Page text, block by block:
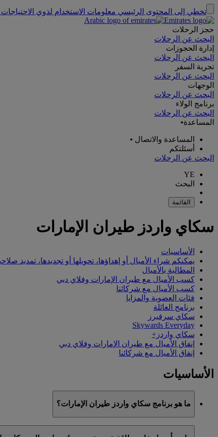
تخطي إلى المحتوى الرئيسي معلومات الاستخدام لذوي
حجز الرحلات
البحث عن الرحلات
إدارة الحجوزات
البحث عن الرحلات
تجربة السفر
البحث عن الرحلات
الوجهات
البحث عن الرحلات
برنامج الولاء
البحث عن الرحلات
المساعدة•
المساعدة والاتصال •
أسئلتكم
البحث عن الرحلات
YE
البحث
القائمة
سكاي واردز طيران الإمارات
الأساسيات
يمكنكم شراء الأميال أو إهداؤها، تحويلها أو تجديدها، تمديد
المطالبة بالأميال
كسب الأميال مع طيران الإمارات وفلاي دبي
كسب الأميال مع شركائنا
فئات العضوية والمزايا
برنامج العائلة
سكاي سرفيرز
Skywards Everyday
سكاي واردز+
إنفاق الأميال مع طيران الإمارات وفلاي دبي
إنفاق الأميال مع شركائنا
الأساسيات
ما هو برنامج سكاي واردز طيران الإمارات؟